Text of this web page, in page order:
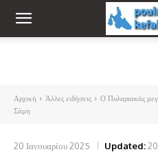
Αρχική Άλλες ειδήσεις
Ο Πυλαριακός
Σάμη
20 Ιανουαρίου 2025 Updated: